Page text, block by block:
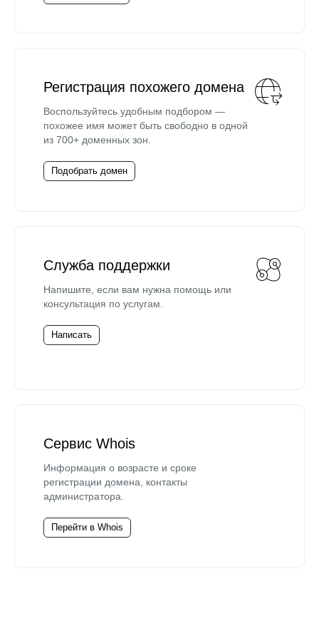
Регистрация похожего домена
Воспользуйтесь удобным подбором —
похожее имя может быть свободно в одной
из 700+ доменных зон.
Подобрать домен
Служба поддержки
Напишите, если вам нужна помощь или
консультация по услугам.
Написать
Сервис Whois
Информация о возрасте и сроке
регистрации домена, контакты
администратора.
Перейти в Whois